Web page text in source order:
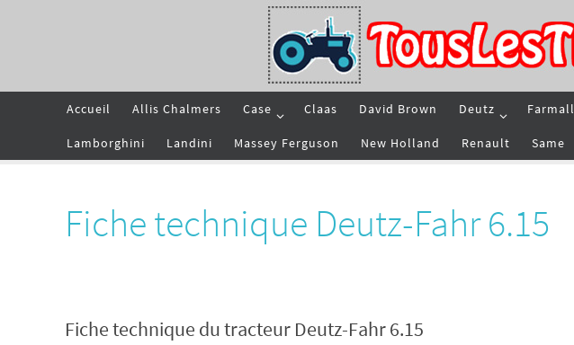
Accueil Allis Chalmers Case Claas David Brown Deutz Farmall
Lamborghini Landini Massey Ferguson New Holland Renault Same
Fiche technique Deutz-Fahr 6.15
Fiche technique du tracteur Deutz-Fahr 6.15